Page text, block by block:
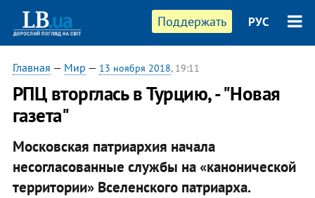
Поддержать РУС
Главная — Мир — 13 ноября 2018, 19:11
РПЦ вторглась в Турцию, - "Новая
газета"
Московская патриархия начала
несогласованные службы на «канонической
территории» Вселенского патриарха.